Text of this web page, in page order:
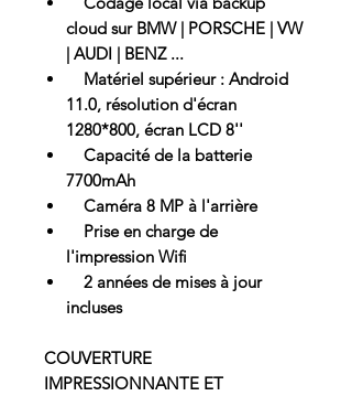
cloud sur BMW | PORSCHE | VW
| AUDI | BENZ ...
Matériel supérieur : Android
11.0, résolution d'écran
1280*800, écran LCD 8''
Capacité de la batterie
7700mAh
Caméra 8 MP à l'arrière
Prise en charge de
l'impression Wifi
2 années de mises à jour
incluses
COUVERTURE
IMPRESSIONNANTE ET